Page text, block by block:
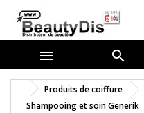
 
Produits de coiffure
Shampooing et soin Generik